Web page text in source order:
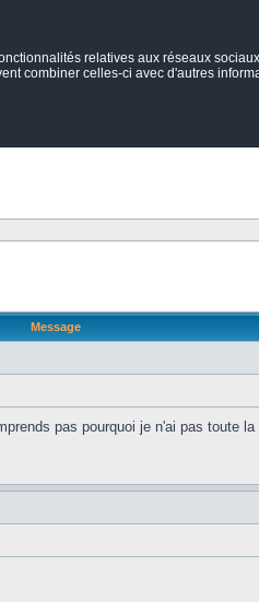
relatives aux réseaux
combiner celles-ci avec d'autres
Message
pas pourquoi je n'ai pas toute